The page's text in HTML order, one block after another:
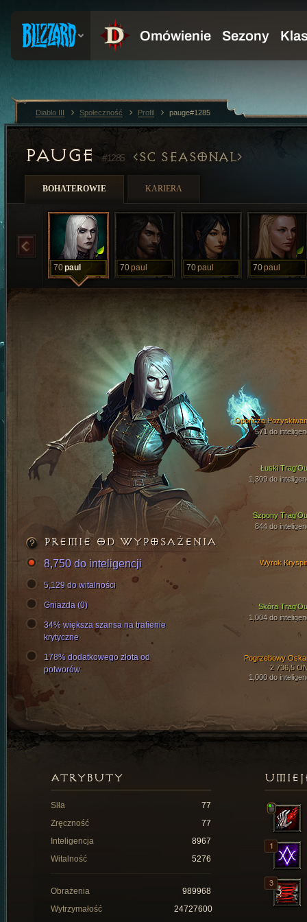
PAUGE#1285 SC SEASONAL
BOHATEROWIE KARIERA
70paul 70paul 70paul 70paul
Łuski
1,309 do
Szpony
844 do
Opończa
571 do
Skóra
1,004 do
Pogrzebowy
2 736,5
1,000 do
Wyrok
PREMIE OD WYPOSAŻENIA
8,750 do inteligencji
5,129 do witalności
Gniazda (0)
34% większa szansa na trafienie
krytyczne
178% dodatkowego złota od
potworów
ATRYBUTY
Siła
77
Zręczność
77
Inteligencja
8967
Witalność
5276
Obrażenia
989968
Wytrzymałość
24727600
Diablo III Społeczność Profil pauge#1285